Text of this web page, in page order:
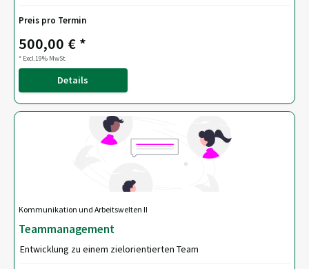
Preis pro Termin
500,00 € *
* Excl.19% MwSt.
Details
Kommunikation und Arbeitswelten II
Teammanagement
Entwicklung zu einem zielorientierten Team